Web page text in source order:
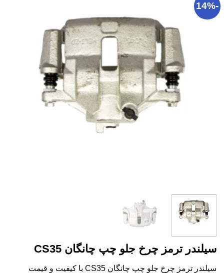
-14%
سیلندر ترمز چرخ جلو چپ چانگان CS35
سیلندر ترمز چرخ جلو چپ چانگان CS35 با کیفیت و قیمت